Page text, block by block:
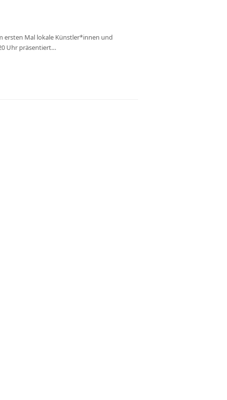
ersten Mal lokale Künstler*innen und
Uhr präsentiert…